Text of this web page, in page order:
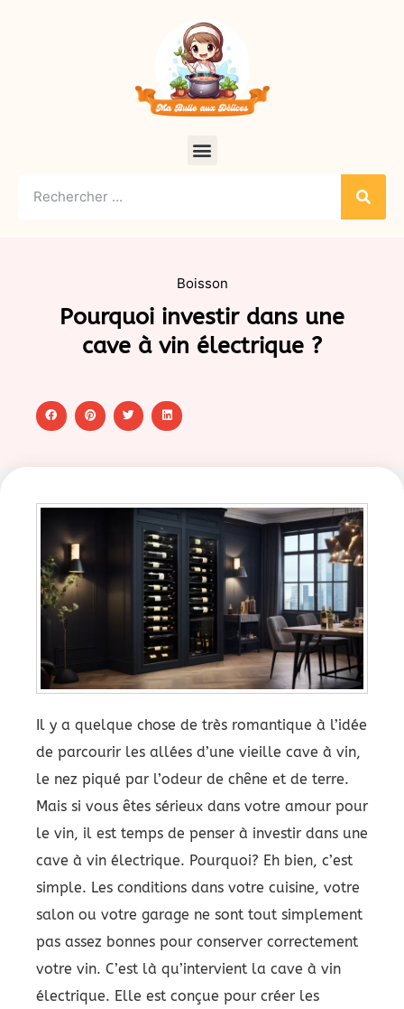
Boisson
Pourquoi investir dans une
cave à vin électrique ?
Il y a quelque chose de très romantique à l’idée
de parcourir les allées d’une vieille cave à vin,
le nez piqué par l’odeur de chêne et de terre.
Mais si vous êtes sérieux dans votre amour pour
le vin, il est temps de penser à investir dans une
cave à vin électrique. Pourquoi? Eh bien, c’est
simple. Les conditions dans votre cuisine, votre
salon ou votre garage ne sont tout simplement
pas assez bonnes pour conserver correctement
votre vin. C’est là qu’intervient la cave à vin
électrique. Elle est conçue pour créer les